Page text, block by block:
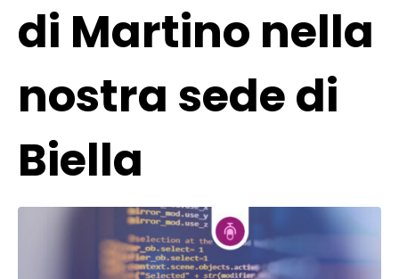
di Martino nella
nostra sede di
Biella